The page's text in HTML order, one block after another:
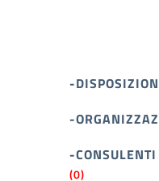
-
-
-
(0)